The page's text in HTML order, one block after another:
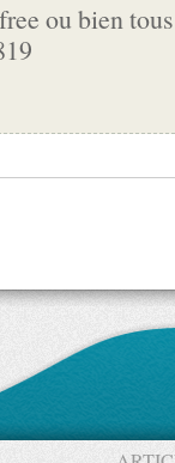
ou bien